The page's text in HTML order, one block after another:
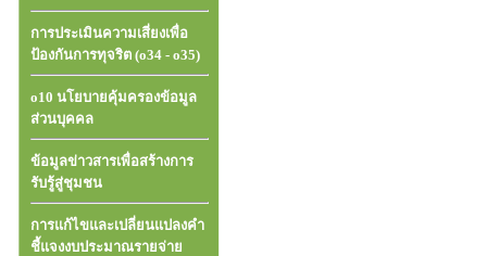
การประเมินความเสี่ยงเพื่อ
ป้องกันการทุจริต (o34 - o35)
o10 นโยบายคุ้มครองข้อมูล
ส่วนบุคคล
ข้อมูลข่าวสารเพื่อสร้างการ
รับรู้สู่ชุมชน
การแก้ไขและเปลี่ยนแปลงคำ
ชี้แจงงบประมาณรายจ่าย